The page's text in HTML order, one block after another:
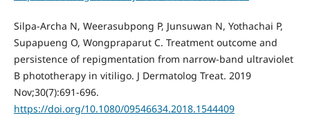
Silpa-Archa N, Weerasubpong P, Junsuwan N, Yothachai P,
Supapueng O, Wongpraparut C. Treatment outcome and
persistence of repigmentation from narrow-band ultraviolet
B phototherapy in vitiligo. J Dermatolog Treat. 2019
Nov;30(7):691-696.
https://doi.org/10.1080/09546634.2018.1544409